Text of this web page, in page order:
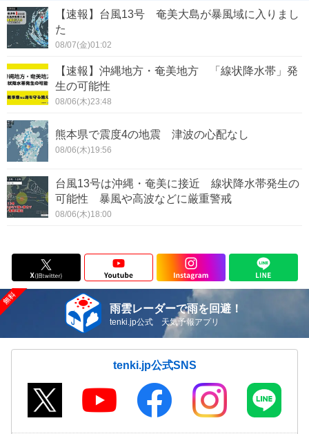
【速報】台風13号 奄美大島が暴風域に入りまし
た
08/07(金)01:02
【速報】沖縄地方・奄美地方 「線状降水帯」発
生の可能性
08/06(木)23:48
熊本県で震度4の地震 津波の心配なし
08/06(木)19:56
台風13号は沖縄・奄美に接近 線状降水帯発生の
可能性 暴風や高波などに厳重警戒
08/06(木)18:00
雨雲レーダーで雨を回避！
tenki.jp公式 天気予報アプリ
tenki.jp公式SNS